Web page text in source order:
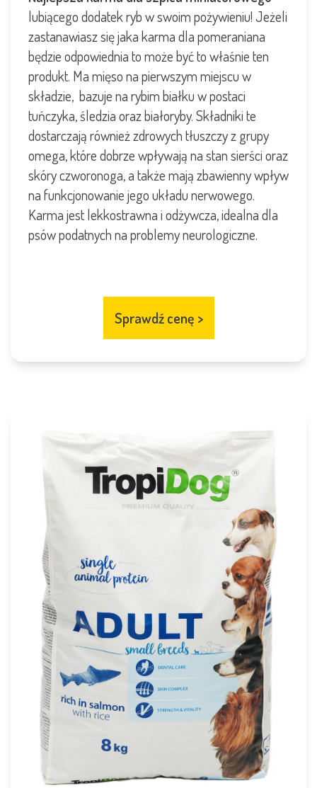
lubiącego dodatek ryb w swoim pożywieniu! Jeżeli
zastanawiasz się jaka karma dla pomeraniana
będzie odpowiednia to może być to właśnie ten
produkt. Ma mięso na pierwszym miejscu w
składzie, bazuje na rybim białku w postaci
tuńczyka, śledzia oraz białoryby. Składniki te
dostarczają również zdrowych tłuszczy z grupy
omega, które dobrze wpływają na stan sierści oraz
skóry czworonoga, a także mają zbawienny wpływ
na funkcjonowanie jego układu nerwowego.
Karma jest lekkostrawna i odżywcza, idealna dla
psów podatnych na problemy neurologiczne.
Sprawdź cenę >